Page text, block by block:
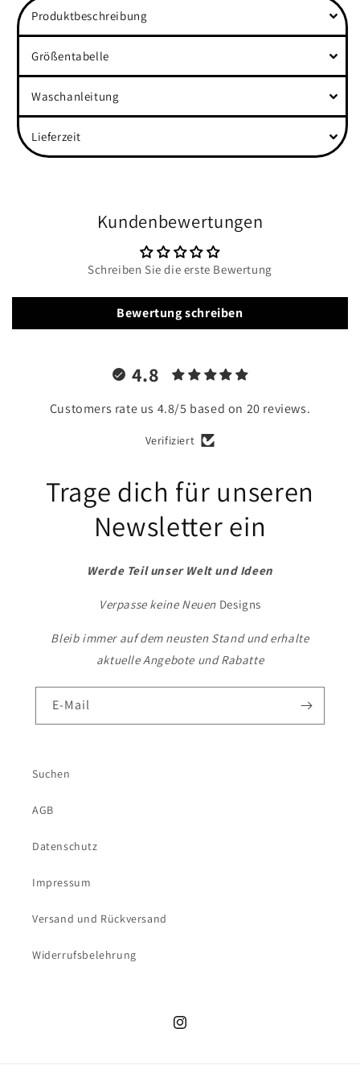
Produktbeschreibung
Größentabelle
Waschanleitung
Lieferzeit
Kundenbewertungen
Schreiben Sie die erste Bewertung
Bewertung schreiben
4.8
Customers rate us 4.8/5 based on 20 reviews.
Verifiziert
Trage dich für unseren
Newsletter ein
Werde Teil unser Welt und Ideen
Verpasse keine Neuen Designs
Bleib immer auf dem neusten Stand und erhalte
aktuelle Angebote und Rabatte
E-Mail
Suchen
AGB
Datenschutz
Impressum
Versand und Rückversand
Widerrufsbelehrung
Instagram